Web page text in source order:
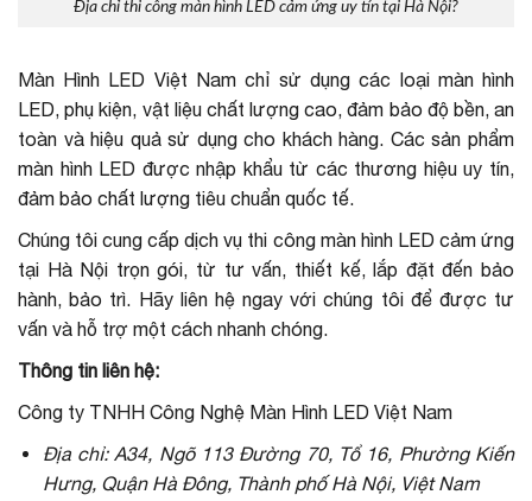
Địa chỉ thi công màn hình LED cảm ứng uy tín tại Hà Nội?
Màn Hình LED Việt Nam chỉ sử dụng các loại màn hình
LED, phụ kiện, vật liệu chất lượng cao, đảm bảo độ bền, an
toàn và hiệu quả sử dụng cho khách hàng. Các sản phẩm
màn hình LED được nhập khẩu từ các thương hiệu uy tín,
đảm bảo chất lượng tiêu chuẩn quốc tế.
Chúng tôi cung cấp dịch vụ thi công màn hình LED cảm ứng
tại Hà Nội trọn gói, từ tư vấn, thiết kế, lắp đặt đến bảo
hành, bảo trì. Hãy liên hệ ngay với chúng tôi để được tư
vấn và hỗ trợ một cách nhanh chóng.
Thông tin liên hệ:
Công ty TNHH Công Nghệ Màn Hình LED Việt Nam
Địa chỉ: A34, Ngõ 113 Đường 70, Tổ 16, Phường Kiến
Hưng, Quận Hà Đông, Thành phố Hà Nội, Việt Nam